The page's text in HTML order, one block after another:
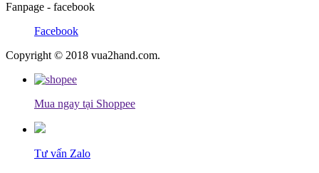
Fanpage - facebook
Facebook
Copyright © 2018 vua2hand.com.
Mua ngay tại Shoppee
Tư vấn Zalo